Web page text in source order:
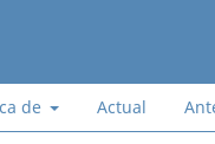
de Actual